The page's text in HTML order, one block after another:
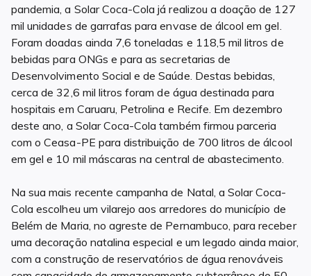
pandemia, a Solar Coca-Cola já realizou a doação de 127
mil unidades de garrafas para envase de álcool em gel.
Foram doadas ainda 7,6 toneladas e 118,5 mil litros de
bebidas para ONGs e para as secretarias de
Desenvolvimento Social e de Saúde. Destas bebidas,
cerca de 32,6 mil litros foram de água destinada para
hospitais em Caruaru, Petrolina e Recife. Em dezembro
deste ano, a Solar Coca-Cola também firmou parceria
com o Ceasa-PE para distribuição de 700 litros de álcool
em gel e 10 mil máscaras na central de abastecimento.
Na sua mais recente campanha de Natal, a Solar Coca-
Cola escolheu um vilarejo aos arredores do município de
Belém de Maria, no agreste de Pernambuco, para receber
uma decoração natalina especial e um legado ainda maior,
com a construção de reservatórios de água renováveis